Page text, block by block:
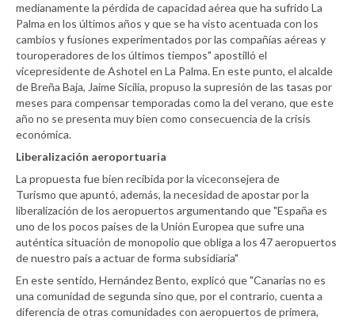
medianamente la pérdida de capacidad aérea que ha sufrido La
Palma en los últimos años y que se ha visto acentuada con los
cambios y fusiones experimentados por las compañías aéreas y
touroperadores de los últimos tiempos" apostilló el
vicepresidente de Ashotel en La Palma. En este punto, el alcalde
de Breña Baja, Jaime Sicilia, propuso la supresión de las tasas por
meses para compensar temporadas como la del verano, que este
año no se presenta muy bien como consecuencia de la crisis
económica.
Liberalización aeroportuaria
La propuesta fue bien recibida por la viceconsejera de
Turismo que apuntó, además, la necesidad de apostar por la
liberalización de los aeropuertos argumentando que "España es
uno de los pocos países de la Unión Europea que sufre una
auténtica situación de monopolio que obliga a los 47 aeropuertos
de nuestro país a actuar de forma subsidiaria"
En este sentido, Hernández Bento, explicó que "Canarias no es
una comunidad de segunda sino que, por el contrario, cuenta a
diferencia de otras comunidades con aeropuertos de primera,